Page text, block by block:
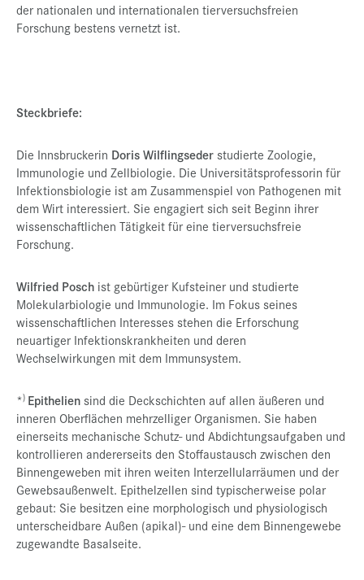
der nationalen und internationalen tierversuchsfreien
Forschung bestens vernetzt ist.
Steckbriefe:
Die Innsbruckerin Doris Wilflingsederstudierte Zoologie,
Immunologie und Zellbiologie. Die Universitätsprofessorin für
Infektionsbiologie ist am Zusammenspiel von Pathogenen mit
dem Wirt interessiert. Sie engagiert sich seit Beginn ihrer
wissenschaftlichen Tätigkeit für eine tierversuchsfreie
Forschung.
Wilfried Posch ist gebürtiger Kufsteiner und studierte
Molekularbiologie und Immunologie. Im Fokus seines
wissenschaftlichen Interesses stehen die Erforschung
neuartiger Infektionskrankheiten und deren
Wechselwirkungen mit dem Immunsystem.
*) Epitheliensind die Deckschichten auf allen äußeren und
inneren Oberflächen mehrzelliger Organismen. Sie haben
einerseits mechanische Schutz- und Abdichtungsaufgaben und
kontrollieren andererseits den Stoffaustausch zwischen den
Binnengeweben mit ihren weiten Interzellularräumen und der
Gewebsaußenwelt. Epithelzellen sind typischerweise polar
gebaut: Sie besitzen eine morphologisch und physiologisch
unterscheidbare Außen (apikal)- und eine dem Binnengewebe
zugewandte Basalseite.